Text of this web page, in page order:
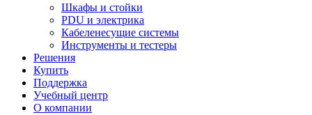
Шкафы и стойки
PDU и электрика
Кабеленесущие системы
Инструменты и тестеры
Решения
Купить
Поддержка
Учебный центр
О компании